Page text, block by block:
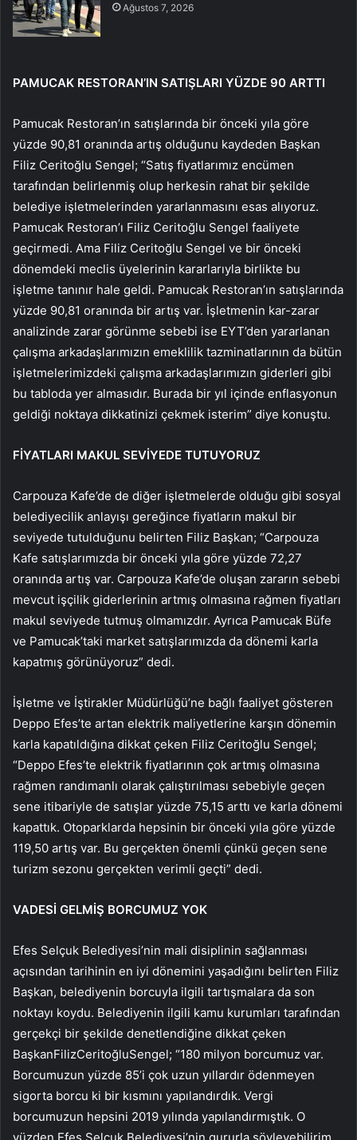
Ağustos 7, 2026
PAMUCAK RESTORAN’IN SATIŞLARI YÜZDE 90 ARTTI
Pamucak Restoran’ın satışlarında bir önceki yıla göre
yüzde 90,81 oranında artış olduğunu kaydeden Başkan
Filiz Ceritoğlu Sengel; “Satış fiyatlarımız encümen
tarafından belirlenmiş olup herkesin rahat bir şekilde
belediye işletmelerinden yararlanmasını esas alıyoruz.
Pamucak Restoran’ı Filiz Ceritoğlu Sengel faaliyete
geçirmedi. Ama Filiz Ceritoğlu Sengel ve bir önceki
dönemdeki meclis üyelerinin kararlarıyla birlikte bu
işletme tanınır hale geldi. Pamucak Restoran’ın satışlarında
yüzde 90,81 oranında bir artış var. İşletmenin kar-zarar
analizinde zarar görünme sebebi ise EYT’den yararlanan
çalışma arkadaşlarımızın emeklilik tazminatlarının da bütün
işletmelerimizdeki çalışma arkadaşlarımızın giderleri gibi
bu tabloda yer almasıdır. Burada bir yıl içinde enflasyonun
geldiği noktaya dikkatinizi çekmek isterim” diye konuştu.
FİYATLARI MAKUL SEVİYEDE TUTUYORUZ
Carpouza Kafe’de de diğer işletmelerde olduğu gibi sosyal
belediyecilik anlayışı gereğince fiyatların makul bir
seviyede tutulduğunu belirten Filiz Başkan; “Carpouza
Kafe satışlarımızda bir önceki yıla göre yüzde 72,27
oranında artış var. Carpouza Kafe’de oluşan zararın sebebi
mevcut işçilik giderlerinin artmış olmasına rağmen fiyatları
makul seviyede tutmuş olmamızdır. Ayrıca Pamucak Büfe
ve Pamucak’taki market satışlarımızda da dönemi karla
kapatmış görünüyoruz” dedi.
İşletme ve İştirakler Müdürlüğü’ne bağlı faaliyet gösteren
Deppo Efes’te artan elektrik maliyetlerine karşın dönemin
karla kapatıldığına dikkat çeken Filiz Ceritoğlu Sengel;
“Deppo Efes’te elektrik fiyatlarının çok artmış olmasına
rağmen randımanlı olarak çalıştırılması sebebiyle geçen
sene itibariyle de satışlar yüzde 75,15 arttı ve karla dönemi
kapattık. Otoparklarda hepsinin bir önceki yıla göre yüzde
119,50 artış var. Bu gerçekten önemli çünkü geçen sene
turizm sezonu gerçekten verimli geçti” dedi.
VADESİ GELMİŞ BORCUMUZ YOK
Efes Selçuk Belediyesi’nin mali disiplinin sağlanması
açısından tarihinin en iyi dönemini yaşadığını belirten Filiz
Başkan, belediyenin borcuyla ilgili tartışmalara da son
noktayı koydu. Belediyenin ilgili kamu kurumları tarafından
gerçekçi bir şekilde denetlendiğine dikkat çeken
BaşkanFilizCeritoğluSengel; “180 milyon borcumuz var.
Borcumuzun yüzde 85’i çok uzun yıllardır ödenmeyen
sigorta borcu ki bir kısmını yapılandırdık. Vergi
borcumuzun hepsini 2019 yılında yapılandırmıştık. O